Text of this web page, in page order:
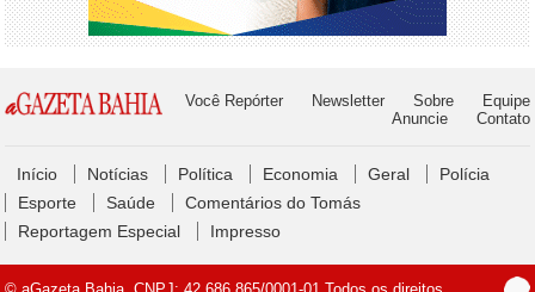
Você Repórter Newsletter Sobre
Equipe
Anuncie
Contato
Início Notícias Política Economia Geral
Polícia
Esporte
Saúde
Comentários do Tomás
Reportagem Especial
Impresso